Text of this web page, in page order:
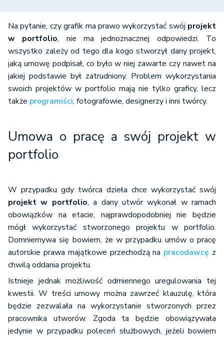
Na pytanie, czy grafik ma prawo wykorzystać swój projekt
w portfolio, nie ma jednoznacznej odpowiedzi. To
wszystko zależy od tego dla kogo stworzył dany projekt,
jaką umowę podpisał, co było w niej zawarte czy nawet na
jakiej podstawie był zatrudniony. Problem wykorzystania
swoich projektów w portfolio mają nie tylko graficy, lecz
także programiści, fotografowie, designerzy i inni twórcy.
Umowa o pracę a swój projekt w
portfolio
W przypadku gdy twórca dzieła chce wykorzystać swój
projekt w portfolio, a dany utwór wykonał w ramach
obowiązków na etacie, najprawdopodobniej nie będzie
mógł wykorzystać stworzonego projektu w portfolio.
Domniemywa się bowiem, że w przypadku umów o pracę
autorskie prawa majątkowe przechodzą na pracodawcę z
chwilą oddania projektu.
Istnieje jednak możliwość odmiennego uregulowania tej
kwestii. W treści umowy można zawrzeć klauzulę, która
będzie zezwalała na wykorzystanie stworzonych przez
pracownika utworów. Zgoda ta będzie obowiązywała
jedynie w przypadku poleceń służbowych, jeżeli bowiem